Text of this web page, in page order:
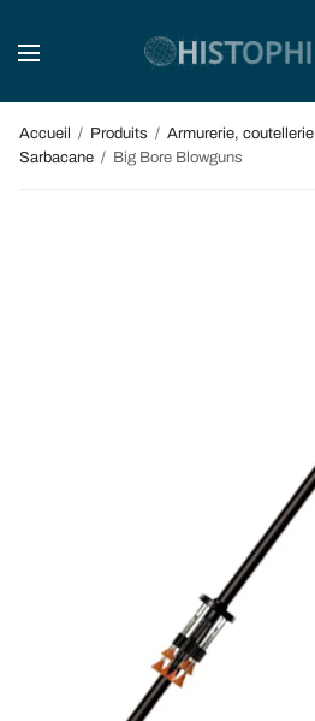
Accueil / Produits / Armurerie, coutellerie
Sarbacane / Big Bore Blowguns